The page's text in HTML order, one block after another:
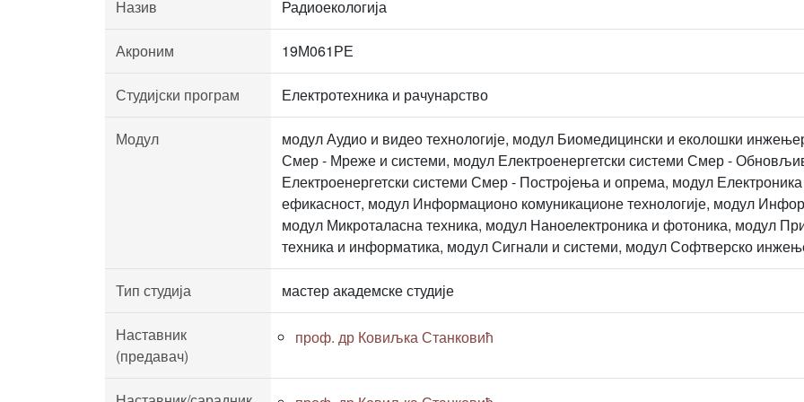
Назив Радиоекологија
Акроним 19М061РЕ
Студијски програм Електротехника и рачунарство
Модул
модул Аудио и видео технологије, модул Биомедицински и еколошки
Смер - Мреже и системи, модул Електроенергетски системи Смер -
Електроенергетски системи Смер - Постројења и опрема, модул
ефикасност, модул Информационо комуникационе технологије, модул
модул Микроталасна техника, модул Наноелектроника и фотоника, модул
техника и информатика, модул Сигнали и системи, модул Софтверско
Тип студија мастер академске студије
Наставник
(предавач)
проф. др Ковиљка Станковић